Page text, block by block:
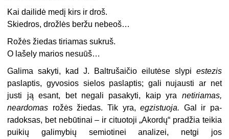
Kai dailidė medį kirs ir droš.
Skiedros, drožlės beržu nebeoš…
Rožės žiedas tiriamas sukruš.
O lašely marios nesuūš…
Galima sakyti, kad J. Baltrušaičio eilutėse slypi estezis
paslaptis, gyvo­sios sielos paslaptis; gali nujausti ar net
justi ją esant, bet negali pasakyti, kaip yra netiriamas,
neardomas rožės žiedas. Tik yra, egzistuoja. Gal ir pa­
radoksas, bet nebūtinai – ir cituotoji „Akordų“ pradžia teikia
puikių gali­mybių semiotinei analizei, netgi jos